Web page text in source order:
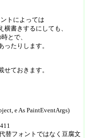
トによっては
書きするにしても、
とで、
たりします。
ておきます。
e As PaintEventArgs)
フォントではなく豆腐文